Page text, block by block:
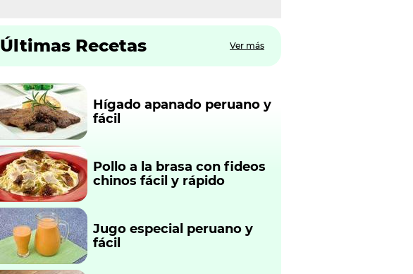
Últimas Recetas Ver más
Hígado apanado peruano y
fácil
Pollo a la brasa con fideos
chinos fácil y rápido
Jugo especial peruano y
fácil